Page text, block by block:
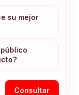
su mejor
Consultar